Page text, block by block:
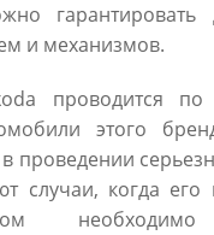
гарантировать
и механизмов.
проводится по
этого
проведении
случаи, когда его
необходимо